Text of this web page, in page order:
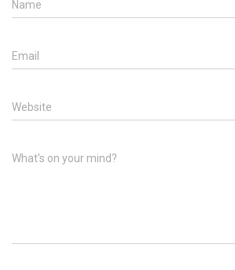
Name
Email
Website
What's on your mind?